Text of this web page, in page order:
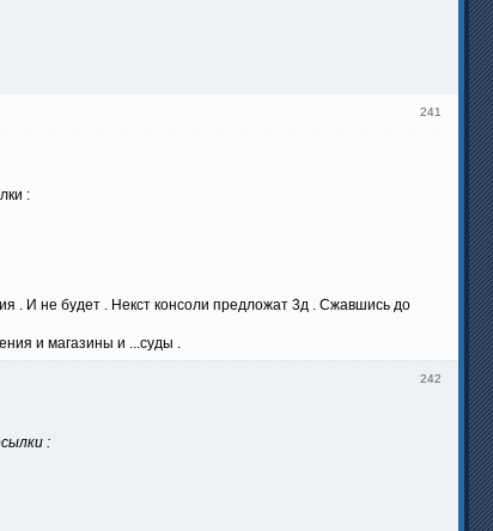
241
:
. И не будет . Некст консоли предложат 3д . Сжавшись до
и магазины и ...суды .
242
: